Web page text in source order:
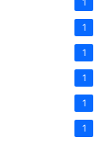
1
1
1
1
1